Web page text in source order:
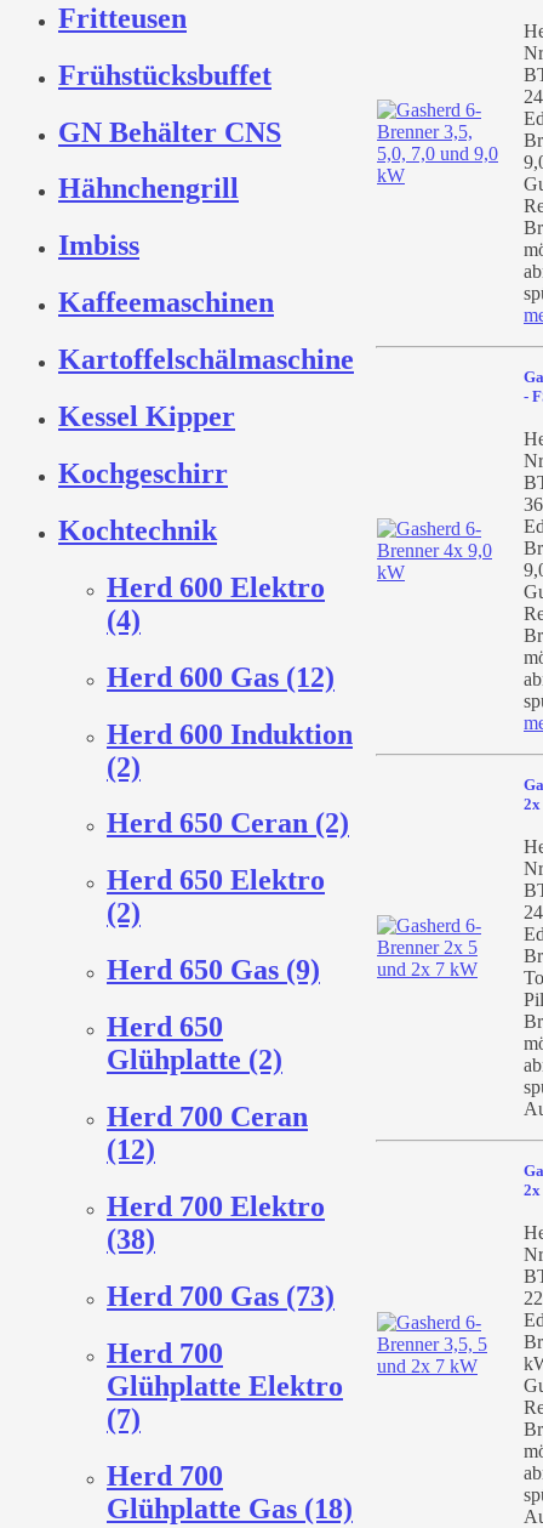
Fritteusen
Frühstücksbuffet
GN Behälter CNS
Hähnchengrill
Imbiss
Kaffeemaschinen
Kartoffelschälmaschine
Kessel Kipper
Kochgeschirr
Kochtechnik
Herd 600 Elektro
(4)
Herd 600 Gas (12)
Herd 600 Induktion
(2)
Herd 650 Ceran (2)
Herd 650 Elektro
(2)
Herd 650 Gas (9)
Herd 650
Glühplatte (2)
Herd 700 Ceran
(12)
Herd 700 Elektro
(38)
Herd 700 Gas (73)
Herd 700
Glühplatte Elektro
(7)
Herd 700
Glühplatte Gas (18)
-
2x
2x